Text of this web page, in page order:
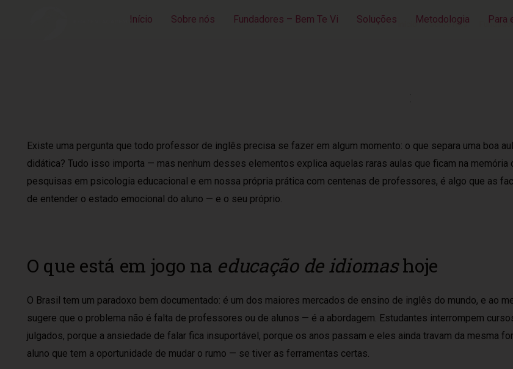
Início Sobre Nós
Início Sobre nós Fundadores – Bem Te Vi Soluções Metodologia Para
Existe uma pergunta que todo professor de inglês precisa se fazer em algum momento: o que separa uma boa
didática? Tudo isso importa — mas nenhum desses elementos explica aquelas raras aulas que ficam na memória
pesquisas em psicologia educacional e em nossa própria prática com centenas de professores, é algo que as
de entender o estado emocional do aluno — e o seu próprio.
O que está em jogo na educação de idiomashoje
O Brasil tem um paradoxo bem documentado: é um dos maiores mercados de ensino de inglês do mundo, e ao
sugere que o problema não é falta de professores ou de alunos — é a abordagem. Estudantes interrompem
julgados, porque a ansiedade de falar fica insuportável, porque os anos passam e eles ainda travam da mesma
aluno que tem a oportunidade de mudar o rumo — se tiver as ferramentas certas.